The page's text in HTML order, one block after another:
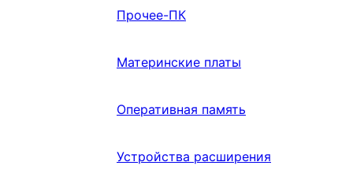
Прочее-ПК
Материнские платы
Оперативная память
Устройства расширения